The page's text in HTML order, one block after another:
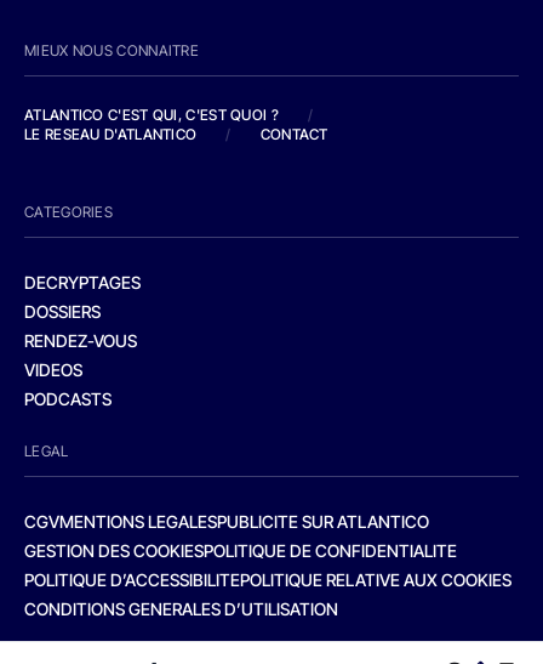
MIEUX NOUS CONNAITRE
ATLANTICO C'EST QUI, C'EST QUOI ?
/
LE RESEAU D'ATLANTICO
/ CONTACT
CATEGORIES
DECRYPTAGES
DOSSIERS
RENDEZ-VOUS
VIDEOS
PODCASTS
LEGAL
CGVMENTIONS LEGALESPUBLICITE SUR ATLANTICO
GESTION DES COOKIESPOLITIQUE DE CONFIDENTIALITE
POLITIQUE D’ACCESSIBILITEPOLITIQUE RELATIVE AUX COOKIES
CONDITIONS GENERALES D’UTILISATION